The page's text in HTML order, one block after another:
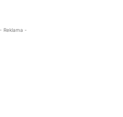
- Reklama -